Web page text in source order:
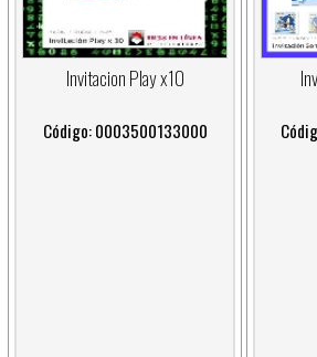
Invitacion Play x10
Código: 0003500133000